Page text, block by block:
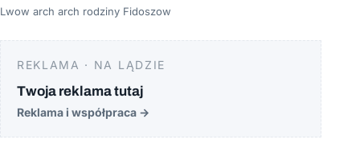
Lwow arch arch rodziny Fidoszow
REKLAMA · NA LĄDZIE
Twoja reklama tutaj
Reklama i współpraca →